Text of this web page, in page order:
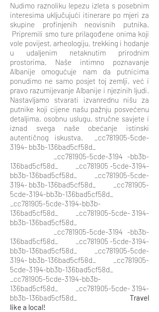
Nudimo raznoliku lepezu izleta s posebnim
interesima uključujući itinerare po mjeri za
skupine profinjenih neovisnih putnika.
Pripremili smo ture prilagođene onima koji
vole povijest, arheologiju, trekking i hodanje
u udaljenim netaknutim prirodnim
prostorima. Naše intimno poznavanje
Albanije omogućuje nam da putnicima
ponudimo ne samo posjet toj zemlji, već i
pravo razumijevanje Albanije i njezinih ljudi.
Nastavljamo stvarati izvanrednu nišu za
putnike koji cijene našu pažnju posvećenu
detaljima, osobnu uslugu, stručne savjete i
iznad svega naše obećanje istinski
autentičnog iskustva. _cc781905-5cde-
3194- bb3b-136bad5cf58d_
_cc781905-5cde-3194 -bb3b-
136bad5cf58d_ _cc781905 -5cde-3194-
bb3b-136bad5cf58d_ _cc781905-5cde-
3194- bb3b-136bad5cf58d_ _cc781905-
5cde-3194-bb3b-136bad5cf58d_
_cc781905-5cde-3194-bb3b-
136bad5cf58d_ _cc781905-5cde- 3194-
bb3b-136bad5cf58d_
_cc781905-5cde-3194 -bb3b-
136bad5cf58d_ _cc781905 -5cde-3194-
bb3b-136bad5cf58d_ _cc781905-5cde-
3194- bb3b-136bad5cf58d_ _cc781905-
5cde-3194-bb3b-136bad5cf58d_
_cc781905-5cde-3194-bb3b-
136bad5cf58d_ _cc781905-5cde- 3194-
bb3b-136bad5cf58d_
Travel
like a local!